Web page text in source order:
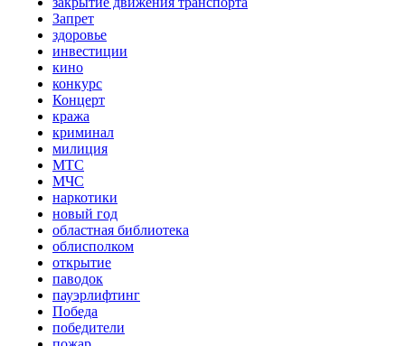
Запрет
здоровье
инвестиции
кино
конкурс
Концерт
кража
криминал
милиция
МТС
МЧС
наркотики
новый год
областная библиотека
облисполком
открытие
паводок
пауэрлифтинг
Победа
победители